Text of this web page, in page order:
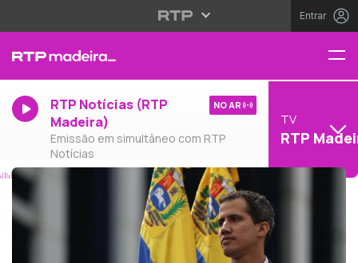
Entrar
RTP Notícias (RTP
Madeira)
Emissão em simultâneo com RTP
Notícias
NO AR
TV
RTP